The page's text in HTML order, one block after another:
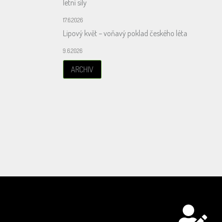
letní síly
17.6.2026
Lipový květ – voňavý poklad českého léta
9.6.2026
ARCHIV